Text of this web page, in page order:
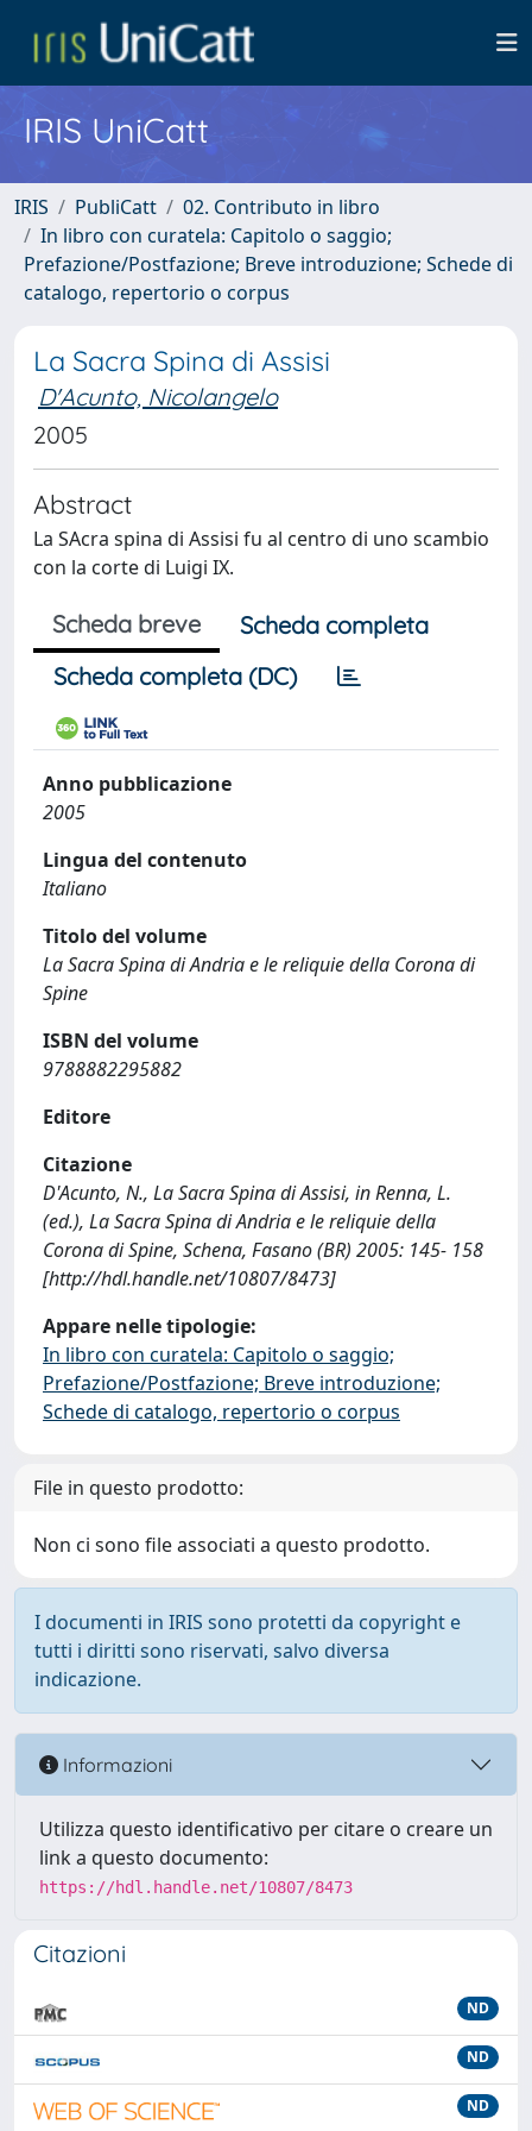
IRIS UniCatt
IRIS PubliCatt
02. Contributo in libro
In libro con curatela: Capitolo o saggio;
Prefazione/Postfazione; Breve introduzione; Schede di
catalogo, repertorio o corpus
La Sacra Spina di Assisi
D'Acunto, Nicolangelo
2005
Abstract
La SAcra spina di Assisi fu al centro di uno scambio
con la corte di Luigi IX.
Scheda breve
Scheda completa
Scheda completa (DC)
Anno pubblicazione
2005
Lingua del contenuto
Italiano
Titolo del volume
La Sacra Spina di Andria e le reliquie della Corona di
Spine
ISBN del volume
9788882295882
Editore
Citazione
D'Acunto, N., La Sacra Spina di Assisi, in Renna, L.
(ed.), La Sacra Spina di Andria e le reliquie della
Corona di Spine, Schena, Fasano (BR) 2005: 145- 158
[http://hdl.handle.net/10807/8473]
Appare nelle tipologie:
In libro con curatela: Capitolo o saggio;
Prefazione/Postfazione; Breve introduzione;
Schede di catalogo, repertorio o corpus
File in questo prodotto:
Non ci sono file associati a questo prodotto.
I documenti in IRIS sono protetti da copyright e
tutti i diritti sono riservati, salvo diversa
indicazione.
Informazioni
Utilizza questo identificativo per citare o creare un
link a questo documento:
https://hdl.handle.net/10807/8473
Citazioni
ND
ND
ND